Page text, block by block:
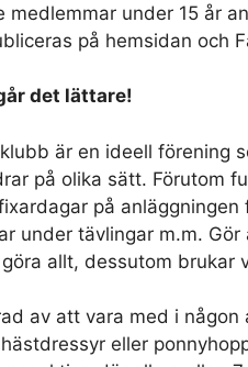
medlemmar under 15 år
på hemsidan och
det lättare!
är en ideell förening
på olika sätt. Förutom
på
under tävlingar m.m.
allt, dessutom brukar
av att vara med i
eller